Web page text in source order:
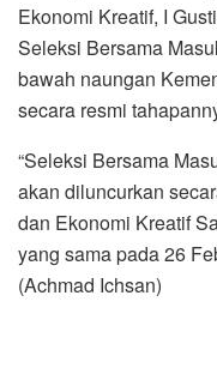
Ekonomi Kreatif, I
Seleksi Bersama
bawah naungan
secara resmi
“Seleksi Bersama
akan diluncurkan
dan Ekonomi Kreatif
yang sama pada 26
(Achmad Ichsan)